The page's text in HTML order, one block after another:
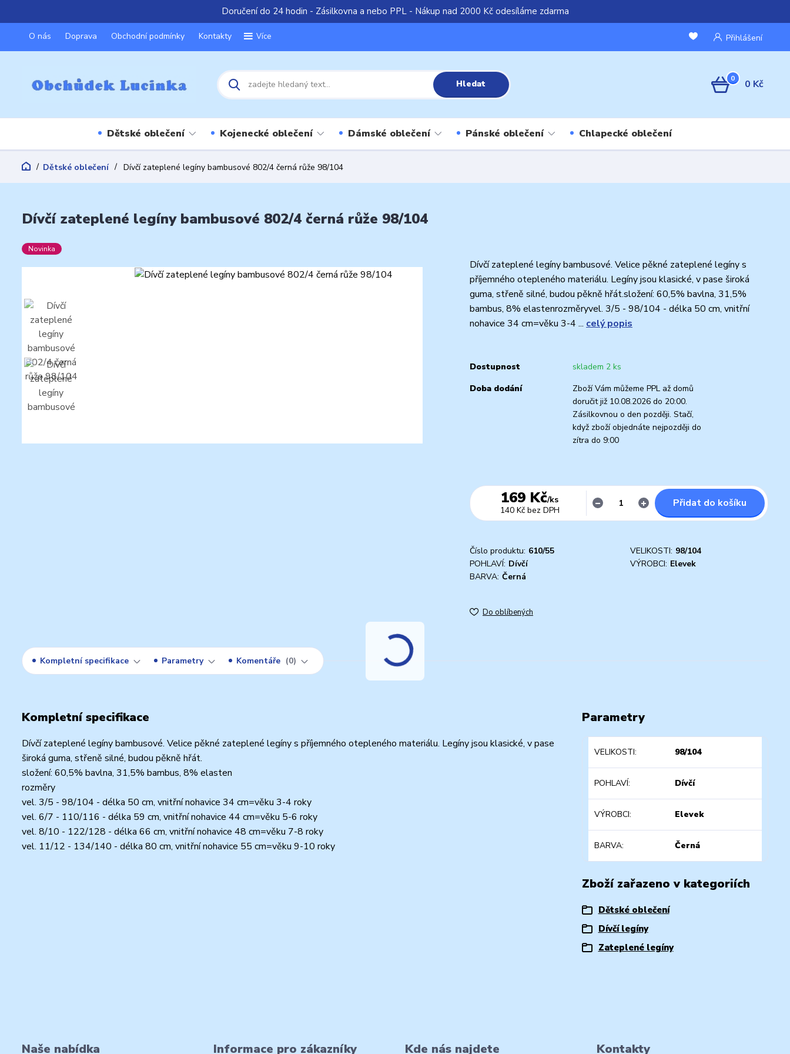
Doručení do 24 hodin - Zásilkovna a nebo PPL - Nákup nad 2000 Kč odesíláme zdarma
O nás Doprava Obchodní podmínky Kontakty Více Přihlášení
Hledat 0 0 Kč
Dětské oblečení Kojenecké oblečení Dámské oblečení Pánské oblečení Chlapecké oblečení
Dětské oblečení Dívčí zateplené legíny bambusové 802/4 černá růže 98/104
Dívčí zateplené legíny bambusové 802/4 černá růže 98/104
Novinka
Dívčí zateplené legíny bambusové. Velice pěkné zateplené legíny s
příjemného otepleného materiálu. Legíny jsou klasické, v pase široká
guma, střeně silné, budou pěkně hřát.složení: 60,5% bavlna, 31,5%
bambus, 8% elastenrozměryvel. 3/5 - 98/104 - délka 50 cm, vnitřní
nohavice 34 cm=věku 3-4 ... celý popis
Dostupnost
skladem 2 ks
Doba dodání
Zboží Vám můžeme PPL až domů
doručit již 10.08.2026 do 20:00.
Zásilkovnou o den později. Stačí,
když zboží objednáte nejpozději do
zítra do 9:00
169 Kč/ks
140 Kč bez DPH
Přidat do košíku
Číslo produktu: 610/55 VELIKOSTI: 98/104
POHLAVÍ: Dívčí VÝROBCI: Elevek
BARVA: Černá
Do oblíbených
Kompletní specifikace Parametry Komentáře 0
Kompletní specifikace
Dívčí zateplené legíny bambusové. Velice pěkné zateplené legíny s příjemného otepleného materiálu. Legíny jsou klasické, v pase
široká guma, střeně silné, budou pěkně hřát.
složení: 60,5% bavlna, 31,5% bambus, 8% elasten
rozměry
vel. 3/5 - 98/104 - délka 50 cm, vnitřní nohavice 34 cm=věku 3-4 roky
vel. 6/7 - 110/116 - délka 59 cm, vnitřní nohavice 44 cm=věku 5-6 roky
vel. 8/10 - 122/128 - délka 66 cm, vnitřní nohavice 48 cm=věku 7-8 roky
vel. 11/12 - 134/140 - délka 80 cm, vnitřní nohavice 55 cm=věku 9-10 roky
Parametry
VELIKOSTI 98/104
POHLAVÍ Dívčí
VÝROBCI Elevek
BARVA Černá
Zboží zařazeno v kategoriích
Dětské oblečení
Dívčí legíny
Zateplené legíny
Naše nabídka Informace pro zákazníky Kde nás najdete Kontakty